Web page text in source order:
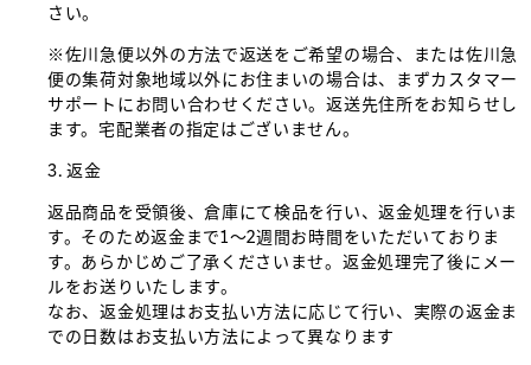
さい。
※佐川急便以外の方法で返送をご希望の場合、または佐川急
便の集荷対象地域以外にお住まいの場合は、まずカスタマー
サポートにお問い合わせください。返送先住所をお知らせし
ます。宅配業者の指定はございません。
3. 返金
返品商品を受領後、倉庫にて検品を行い、返金処理を行いま
す。そのため返金まで1～2週間お時間をいただいておりま
す。あらかじめご了承くださいませ。返金処理完了後にメー
ルをお送りいたします。
なお、返金処理はお支払い方法に応じて行い、実際の返金ま
での日数はお支払い方法によって異なります